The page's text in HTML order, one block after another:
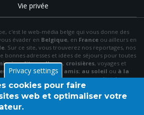
Vie privée
c'est le web-média belge qui vous donne des
évader en Belgique, en Franceou ailleurs en
. Sur ce site, vous trouverez nos reportages, nos
bonnes adresses et idées de séjours pour toutes
,insolite,wellness, croisières, voyages et
,en famille,entre amis; au soleil ou à la
montagne à la campagneou encitytrip, en
gîteou enchambre d'hôte…
et la barre de recherche pour trouver le bon
et archives, à "aimer" notre
Privacy settings
cookies pour faire
web et optimaliser votre